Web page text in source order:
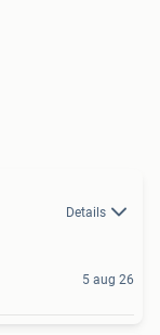
Details
5 aug 26